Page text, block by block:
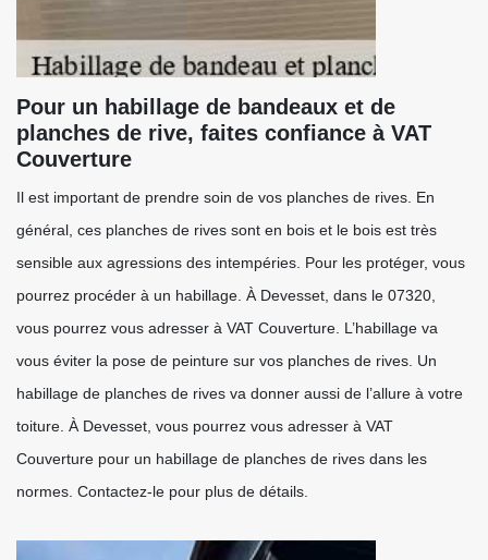
Pour un habillage de bandeaux et de
planches de rive, faites confiance à VAT
Couverture
Il est important de prendre soin de vos planches de rives. En
général, ces planches de rives sont en bois et le bois est très
sensible aux agressions des intempéries. Pour les protéger, vous
pourrez procéder à un habillage. À Devesset, dans le 07320,
vous pourrez vous adresser à VAT Couverture. L’habillage va
vous éviter la pose de peinture sur vos planches de rives. Un
habillage de planches de rives va donner aussi de l’allure à votre
toiture. À Devesset, vous pourrez vous adresser à VAT
Couverture pour un habillage de planches de rives dans les
normes. Contactez-le pour plus de détails.